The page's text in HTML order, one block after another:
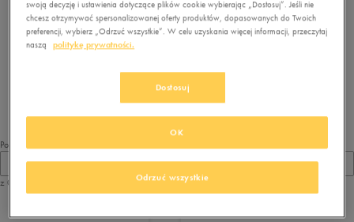
Brak produktów do wyświetlenia
usuń wybrane filtry
Pokaż
z 0
z1
swoją decyzję i ustawienia dotyczące plików cookie wybierając „Dostosuj”. Jeśli nie
chcesz otrzymywać spersonalizowanej oferty produktów, dopasowanych do Twoich
preferencji, wybierz „Odrzuć wszystkie”. W celu uzyskania więcej informacji, przeczytaj
naszą
politykę prywatności.
Dostosuj
Odrzuć wszystkie
OK